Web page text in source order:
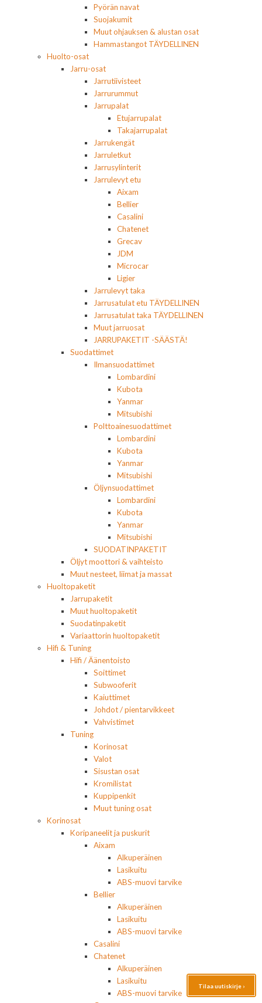
Pyörän navat
Suojakumit
Muut ohjauksen & alustan osat
Hammastangot TÄYDELLINEN
Huolto-osat
Jarru-osat
Jarrutiivisteet
Jarrurummut
Jarrupalat
Etujarrupalat
Takajarrupalat
Jarrukengät
Jarruletkut
Jarrusylinterit
Jarrulevyt etu
Aixam
Bellier
Casalini
Chatenet
Grecav
JDM
Microcar
Ligier
Jarrulevyt taka
Jarrusatulat etu TÄYDELLINEN
Jarrusatulat taka TÄYDELLINEN
Muut jarruosat
JARRUPAKETIT -SÄÄSTÄ!
Suodattimet
Ilmansuodattimet
Lombardini
Kubota
Yanmar
Mitsubishi
Polttoainesuodattimet
Lombardini
Kubota
Yanmar
Mitsubishi
Öljynsuodattimet
Lombardini
Kubota
Yanmar
Mitsubishi
SUODATINPAKETIT
Öljyt moottori & vaihteisto
Muut nesteet, liimat ja massat
Huoltopaketit
Jarrupaketit
Muut huoltopaketit
Suodatinpaketit
Variaattorin huoltopaketit
Hifi & Tuning
Hifi / Äänentoisto
Soittimet
Subwooferit
Kaiuttimet
Johdot / pientarvikkeet
Vahvistimet
Tuning
Korinosat
Valot
Sisustan osat
Kromilistat
Kuppipenkit
Muut tuning osat
Korinosat
Koripaneelit ja puskurit
Aixam
Alkuperäinen
Lasikuitu
ABS-muovi tarvike
Bellier
Alkuperäinen
Lasikuitu
ABS-muovi tarvike
Casalini
Chatenet
Alkuperäinen
Lasikuitu
ABS-muovi tarvike
Tilaa uutiskirje ›